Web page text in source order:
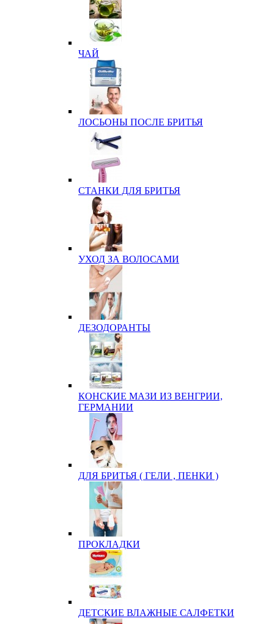
ЧАЙ
ЛОСЬОНЫ ПОСЛЕ БРИТЬЯ
СТАНКИ ДЛЯ БРИТЬЯ
УХОД ЗА ВОЛОСАМИ
ДЕЗОДОРАНТЫ
КОНСКИЕ МАЗИ ИЗ ВЕНГРИИ,
ГЕРМАНИИ
ДЛЯ БРИТЬЯ ( ГЕЛИ , ПЕНКИ )
ПРОКЛАДКИ
ДЕТСКИЕ ВЛАЖНЫЕ САЛФЕТКИ